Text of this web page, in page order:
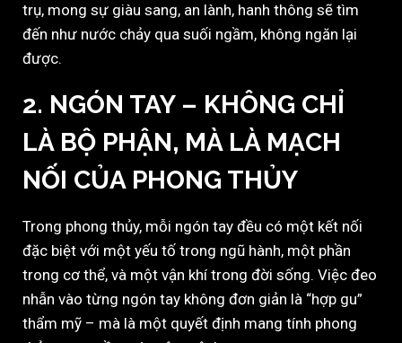
trụ, mong sự giàu sang, an lành, hanh thông sẽ tìm
đến như nước chảy qua suối ngầm, không ngăn lại
được.
2. NGÓN TAY – KHÔNG CHỈ
LÀ BỘ PHẬN, MÀ LÀ MẠCH
NỐI CỦA PHONG THỦY
Trong phong thủy, mỗi ngón tay đều có một kết nối
đặc biệt với một yếu tố trong ngũ hành, một phần
trong cơ thể, và một vận khí trong đời sống. Việc đeo
nhẫn vào từng ngón tay không đơn giản là “hợp gu”
thẩm mỹ – mà là một quyết định mang tính phong